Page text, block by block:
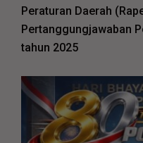
Peraturan Daerah
Pertanggungjawaban
tahun 2025